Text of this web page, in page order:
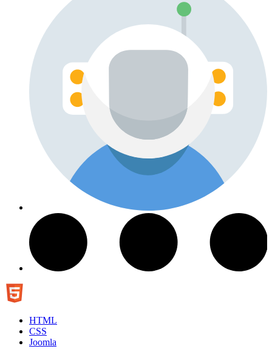
HTML
CSS
Joomla